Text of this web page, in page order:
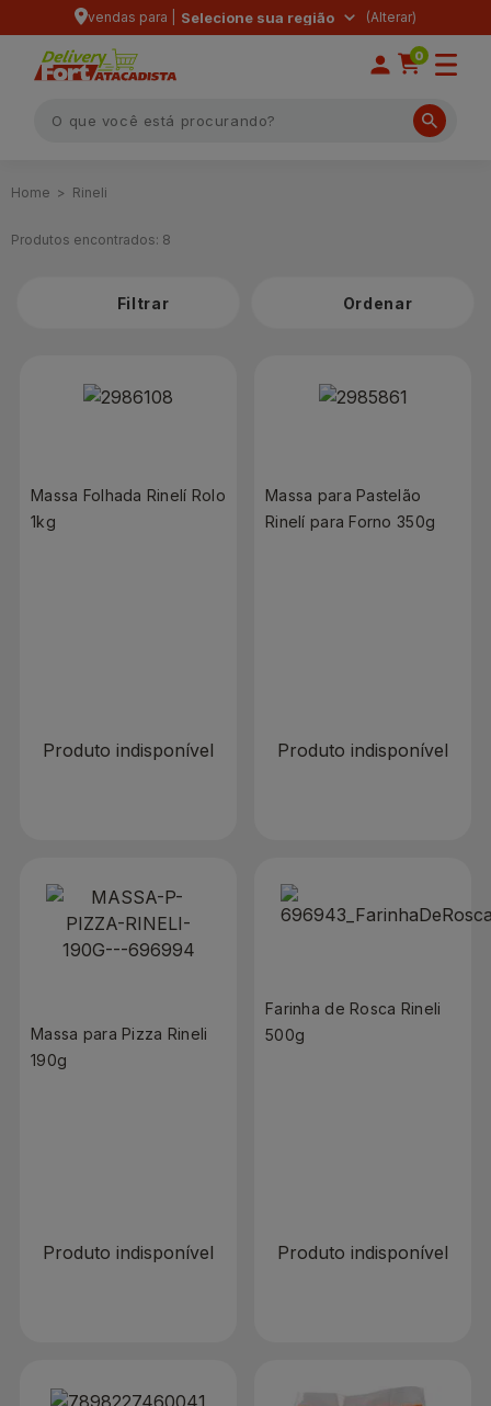
vendas para | Selecione sua região
0
Rineli
Produtos encontrados: 8
Filtrar
Massa Folhada Rinelí Rolo
1kg
Produto indisponível
Massa para Pastelão
Rinelí para Forno 350g
Produto indisponível
Massa para Pizza Rineli
190g
Produto indisponível
Farinha de Rosca Rineli
500g
Produto indisponível